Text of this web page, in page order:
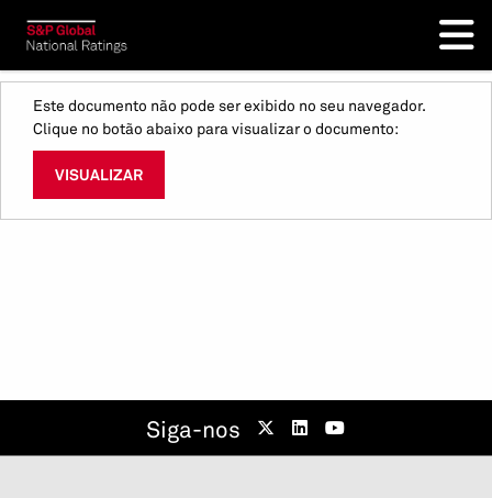
Este documento não pode ser exibido no seu navegador.
Clique no botão abaixo para visualizar o documento:
VISUALIZAR
Siga-nos